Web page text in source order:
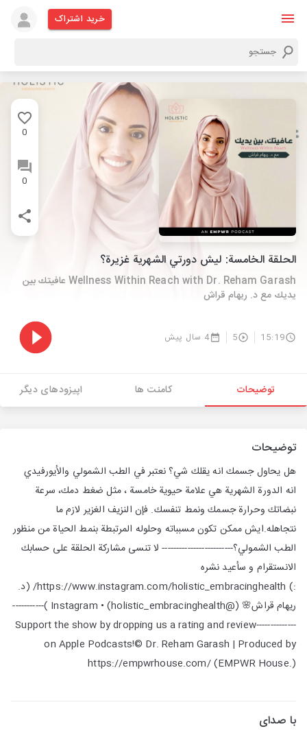
خرید اشتراک
0
0
الحلقة الخامسة: ليش دورتي الشهرية غزيرة؟
Wellness Within Reach with Dr. Reham Garash عافيتك بين
يديك مع د. ريهام قراش
15:19
5 4 سال پیش
توضیحات کامنت ها اپیزودهای دیگر
توضیحات
هل يحاول جسمك انه يقلك شي؟ نعتبر في الطب الشمولي والأيورفيدي
انه الدورة الشهرية هي علامة حيوية خامسة ، مثل ضغط دمك، سرعة
نبضاتك وحرارة جسمك ونمط تنفسك. فإن النزيف الغزير لازم ما
نتجاهله.ايش ممكن تكون مسبباته وحلوله المرتبطة بنمط الحياة من منظور
الطب الشمولي؟------------------------- لا تنسى مشاركة الحلقة على حسابك
الانستقرام و سأعيد نشره
:) https://www.instagram.com/holistic_embracinghealth/ (د.
ريهام قراش🌸 (@holistic_embracinghealth) • Instagram )-----------
--------------Support the show by dropping us a rating and review
on Apple Podcasts!© Dr. Reham Garash | Produced by
https://empwrhouse.com/ (EMPWR House.)
با صدای